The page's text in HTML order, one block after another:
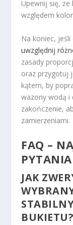
Upewnij się,
względem
Na koniec,
uwzględnij
zasady
oraz przygotuj
kątem, by
wazony wodą i
zakończenie,
zamierzeniami.
FAQ –
PYTANIA
JAK
BUKIETU?